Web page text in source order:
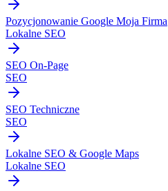
Pozycjonowanie Google Moja Firma
Lokalne SEO
SEO On-Page
SEO
SEO Techniczne
SEO
Lokalne SEO & Google Maps
Lokalne SEO